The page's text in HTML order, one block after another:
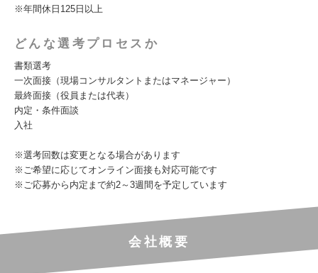
※年間休日125日以上
どんな選考プロセスか
書類選考
一次面接（現場コンサルタントまたはマネージャー）
最終面接（役員または代表）
内定・条件面談
入社
※選考回数は変更となる場合があります
※ご希望に応じてオンライン面接も対応可能です
※ご応募から内定まで約2～3週間を予定しています
会社概要